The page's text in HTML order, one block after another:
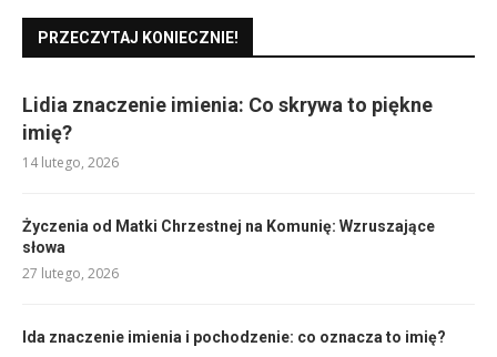
PRZECZYTAJ KONIECZNIE!
Lidia znaczenie imienia: Co skrywa to piękne
imię?
14 lutego, 2026
Życzenia od Matki Chrzestnej na Komunię: Wzruszające
słowa
27 lutego, 2026
Ida znaczenie imienia i pochodzenie: co oznacza to imię?